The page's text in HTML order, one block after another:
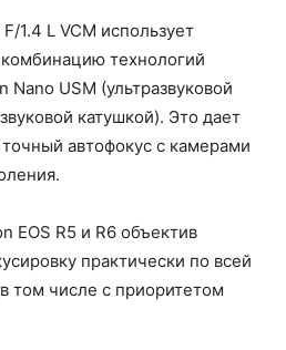
1.4 L VCM использует
технологий
Nano USM (ультразвуковой
катушкой). Это дает
автофокус с камерами
EOS R5 и R6 объектив
практически по всей
том числе с приоритетом